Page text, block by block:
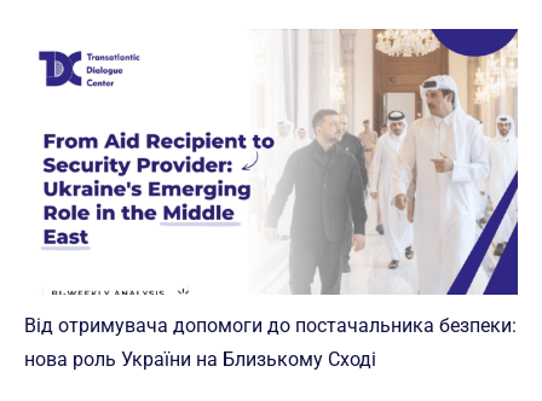
Від отримувача допомоги до постачальника безпеки:
нова роль України на Близькому Сході